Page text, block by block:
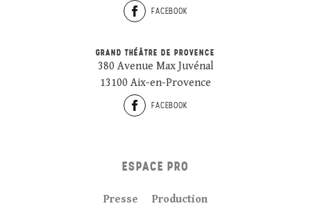
FACEBOOK
GRAND THÉÂTRE DE PROVENCE
380 Avenue Max Juvénal
13100 Aix-en-Provence
FACEBOOK
ESPACE PRO
Presse Production